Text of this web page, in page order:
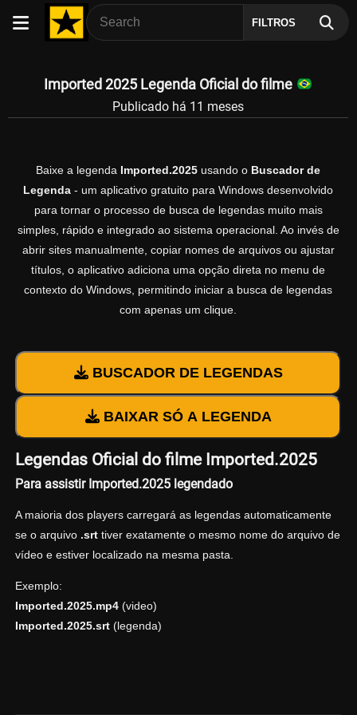
FILTROS
Imported 2025 Legenda Oficial do filme
Publicado há 11 meses
Baixe a legenda Imported.2025 usando o Buscador de
Legenda - um aplicativo gratuito para Windows desenvolvido
para tornar o processo de busca de legendas muito mais
simples, rápido e integrado ao sistema operacional. Ao invés de
abrir sites manualmente, copiar nomes de arquivos ou ajustar
títulos, o aplicativo adiciona uma opção direta no menu de
contexto do Windows, permitindo iniciar a busca de legendas
com apenas um clique.
BUSCADOR DE LEGENDAS
BAIXAR SÓ A LEGENDA
Legendas Oficial do filme Imported.2025
Para assistir Imported.2025 legendado
A maioria dos players carregará as legendas automaticamente
se o arquivo .srttiver exatamente o mesmo nome do arquivo de
vídeo e estiver localizado na mesma pasta.
Exemplo:
Imported.2025.mp4(video)
Imported.2025.srt(legenda)